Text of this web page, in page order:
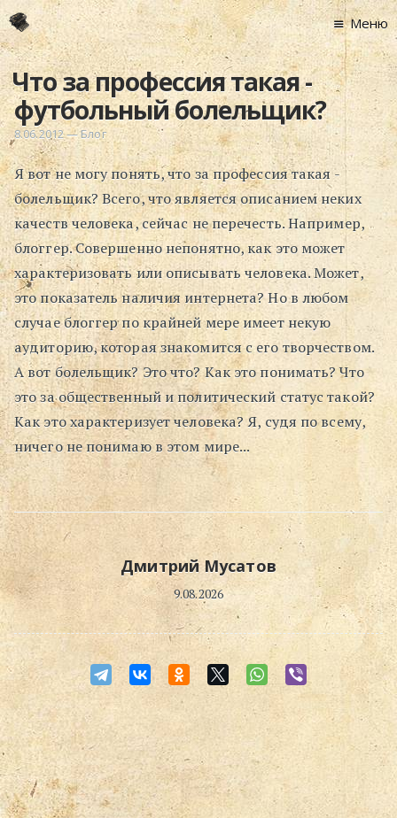
Главная
Новости
Графоманство
* Автотекст
*
* Хронограф
Арт-Рецензии
* Слушать
* Смотреть
* Читать
* По жизни
Блог
⋅
Поиск
Меню
Что за профессия такая -
футбольный болельщик?
8.06.2012—Блог
Я вот не могу понять, что за профессия такая -
болельщик? Всего, что является описанием неких
качеств человека, сейчас не перечесть. Например,
блоггер. Совершенно непонятно, как это может
характеризовать или описывать человека. Может,
это показатель наличия интернета? Но в любом
случае блоггер по крайней мере имеет некую
аудиторию, которая знакомится с его творчеством.
А вот болельщик? Это что? Как это понимать? Что
это за общественный и политический статус такой?
Как это характеризует человека? Я, судя по всему,
ничего не понимаю в этом мире...
Дмитрий Мусатов
9.08.2026